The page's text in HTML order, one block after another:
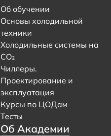
Об обучении
Основы холодильной
техники
Холодильные системы на
CO₂
Чиллеры.
Проектирование и
эксплуатация
Курсы по ЦОДам
Тесты
Об Академии